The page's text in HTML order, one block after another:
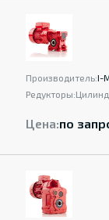
Производитель:I-
Редукторы:
Цена:по